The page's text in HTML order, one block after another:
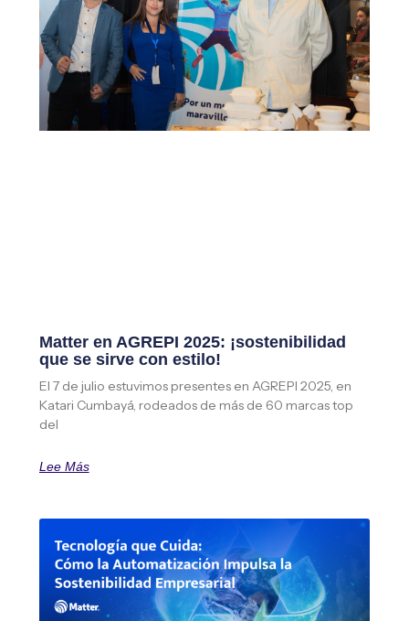
Matter en AGREPI 2025: ¡sostenibilidad
que se sirve con estilo!
El 7 de julio estuvimos presentes en AGREPI 2025, en
Katari Cumbayá, rodeados de más de 60 marcas top
del
Lee Más